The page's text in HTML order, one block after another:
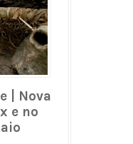
| Nova
e no